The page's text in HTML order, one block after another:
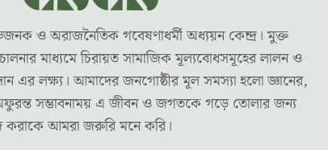
ও অরাজনৈতিক গবেষণাধর্মী অধ্যয়ন কেন্দ্র। মুক্ত
মাধ্যমে চিরায়ত সামাজিক মূল্যবোধসমূহের লালন ও
এর লক্ষ্য। আমাদের জনগোষ্ঠীর মূল সমস্যা হলো জ্ঞানের,
অফুরন্ত সম্ভাবনাময় এ জীবন ও জগতকে গড়ে তোলার জন্য
আমরা জরুরি মনে করি।